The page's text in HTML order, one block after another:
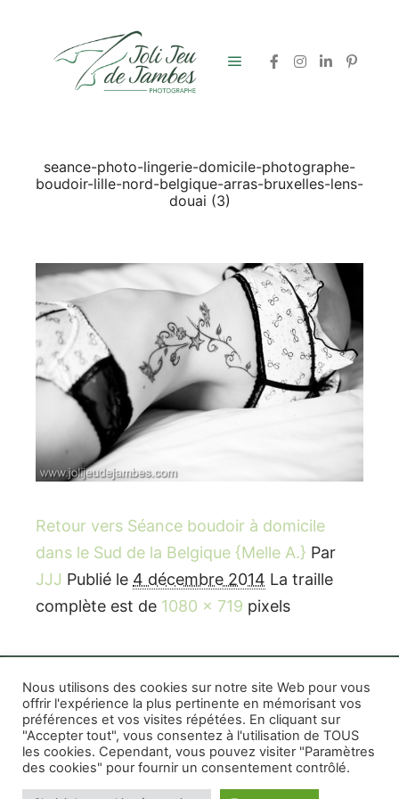
seance-photo-lingerie-domicile-photographe-
boudoir-lille-nord-belgique-arras-bruxelles-lens-
douai (3)
Retour vers Séance boudoir à domicile
dans le Sud de la Belgique {Melle A.} Par
JJJ Publié le 4 décembre 2014 La traille
complète est de 1080 × 719 pixels
Rife WordPress Theme|Photographe boudoir et
photo thérapeutique Montréal Lille Avignon
Photographe mariage et famille Montréal|
Photographe commercial Montréal|Mentions
Nous utilisons des cookies sur notre site Web pour vous
offrir l'expérience la plus pertinente en mémorisant vos
préférences et vos visites répétées. En cliquant sur
"Accepter tout", vous consentez à l'utilisation de TOUS
les cookies. Cependant, vous pouvez visiter "Paramètres
des cookies" pour fournir un consentement contrôlé.